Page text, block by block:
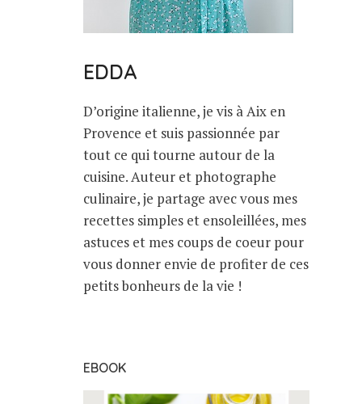
EDDA
D’origine italienne, je vis à Aix en
Provence et suis passionnée par
tout ce qui tourne autour de la
cuisine. Auteur et photographe
culinaire, je partage avec vous mes
recettes simples et ensoleillées, mes
astuces et mes coups de coeur pour
vous donner envie de profiter de ces
petits bonheurs de la vie !
EBOOK